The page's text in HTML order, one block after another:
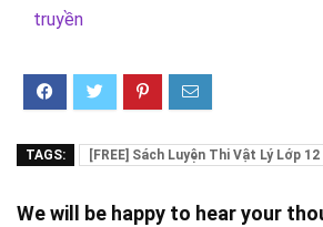
truyền
TAGS: [FREE] Sách Luyện Thi Vật Lý Lớp 12
We will be happy to hear your